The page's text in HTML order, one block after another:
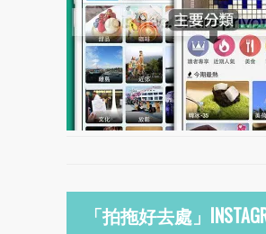
「拍拖好去處」